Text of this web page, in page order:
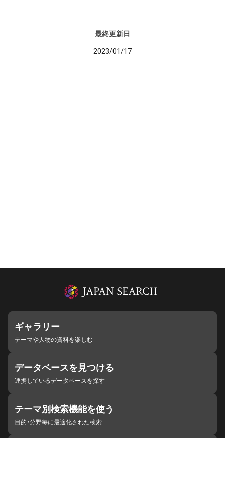
最終更新日
2023/01/17
ギャラリー
テーマや人物の資料を楽しむ
データベースを見つける
連携しているデータベースを探す
テーマ別検索機能を使う
目的・分野毎に最適化された検索